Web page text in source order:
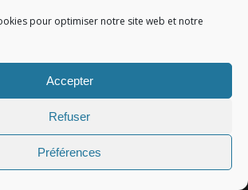
pour optimiser notre site web et notre
Accepter
Refuser
Préférences
à la Newsletter